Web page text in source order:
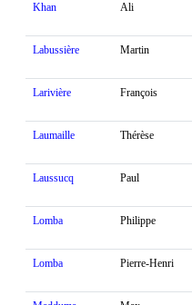
Khan Ali
Labussière Martin
Larivière François
Laumaille Thérèse
Laussucq Paul
Lomba Philippe
Lomba Pierre-Henri